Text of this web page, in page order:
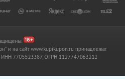
и на сайт www.kupikupon.ru принадлежат
ИНН 7705523387, ОГРН 1127747063212